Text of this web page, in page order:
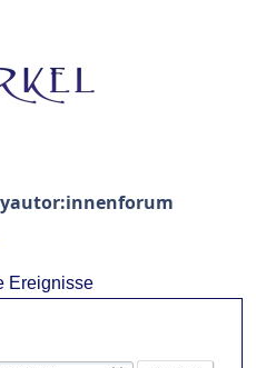
Ereignisse